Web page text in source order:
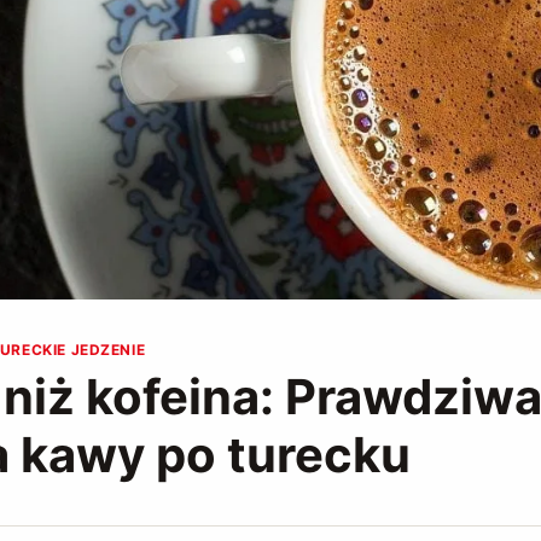
JEDZENIE
kofeina: Prawdziwa
kawy po turecku